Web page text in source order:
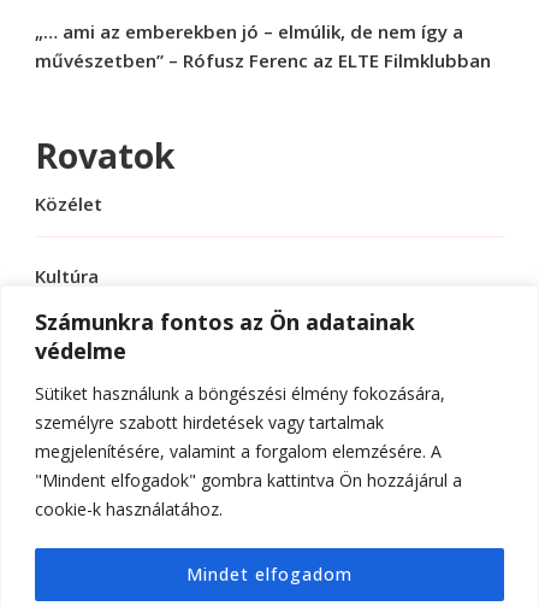
Számunkra fontos az Ön adatainak
védelme
Sütiket használunk a böngészési élmény fokozására,
személyre szabott hirdetések vagy tartalmak
megjelenítésére, valamint a forgalom elemzésére. A
"Mindent elfogadok" gombra kattintva Ön hozzájárul a
cookie-k használatához.
Mindet elfogadom
„… ami az emberekben jó – elmúlik, de nem így a
művészetben” – Rófusz Ferenc az ELTE Filmklubban
Rovatok
Közélet
Kultúra
Sport
Tudomány
© Szerzői jog 2026ELTE Online
fenntartva.Hello Fashion | FejlesztetteBlossom